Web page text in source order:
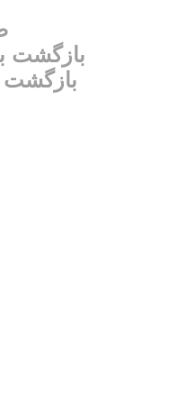
بازگشت